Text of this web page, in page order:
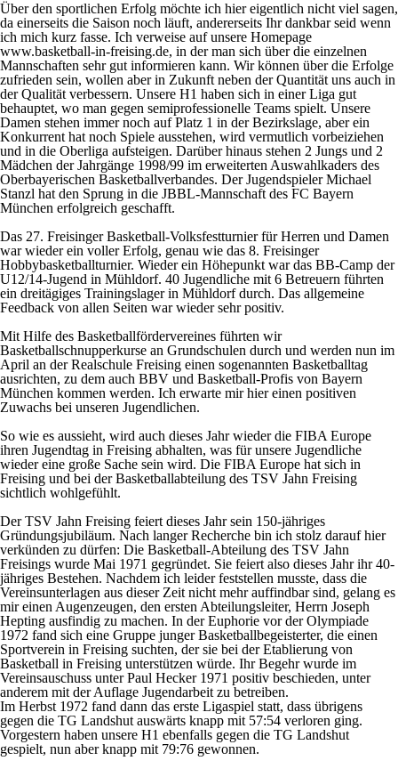
Über den sportlichen Erfolg möchte ich hier eigentlich nicht viel sagen,
da einerseits die Saison noch läuft, andererseits Ihr dankbar seid wenn
ich mich kurz fasse. Ich verweise auf unsere Homepage
www.basketball-in-freising.de, in der man sich über die einzelnen
Mannschaften sehr gut informieren kann. Wir können über die Erfolge
zufrieden sein, wollen aber in Zukunft neben der Quantität uns auch in
der Qualität verbessern. Unsere H1 haben sich in einer Liga gut
behauptet, wo man gegen semiprofessionelle Teams spielt. Unsere
Damen stehen immer noch auf Platz 1 in der Bezirkslage, aber ein
Konkurrent hat noch Spiele ausstehen, wird vermutlich vorbeiziehen
und in die Oberliga aufsteigen. Darüber hinaus stehen 2 Jungs und 2
Mädchen der Jahrgänge 1998/99 im erweiterten Auswahlkaders des
Oberbayerischen Basketballverbandes. Der Jugendspieler Michael
Stanzl hat den Sprung in die JBBL-Mannschaft des FC Bayern
München erfolgreich geschafft.
Das 27. Freisinger Basketball-Volksfestturnier für Herren und Damen
war wieder ein voller Erfolg, genau wie das 8. Freisinger
Hobbybasketballturnier. Wieder ein Höhepunkt war das BB-Camp der
U12/14-Jugend in Mühldorf. 40 Jugendliche mit 6 Betreuern führten
ein dreitägiges Trainingslager in Mühldorf durch. Das allgemeine
Feedback von allen Seiten war wieder sehr positiv.
Mit Hilfe des Basketballfördervereines führten wir
Basketballschnupperkurse an Grundschulen durch und werden nun im
April an der Realschule Freising einen sogenannten Basketballtag
ausrichten, zu dem auch BBV und Basketball-Profis von Bayern
München kommen werden. Ich erwarte mir hier einen positiven
Zuwachs bei unseren Jugendlichen.
So wie es aussieht, wird auch dieses Jahr wieder die FIBA Europe
ihren Jugendtag in Freising abhalten, was für unsere Jugendliche
wieder eine große Sache sein wird. Die FIBA Europe hat sich in
Freising und bei der Basketballabteilung des TSV Jahn Freising
sichtlich wohlgefühlt.
Der TSV Jahn Freising feiert dieses Jahr sein 150-jähriges
Gründungsjubiläum. Nach langer Recherche bin ich stolz darauf hier
verkünden zu dürfen: Die Basketball-Abteilung des TSV Jahn
Freisings wurde Mai 1971 gegründet. Sie feiert also dieses Jahr ihr 40-
jähriges Bestehen. Nachdem ich leider feststellen musste, dass die
Vereinsunterlagen aus dieser Zeit nicht mehr auffindbar sind, gelang es
mir einen Augenzeugen, den ersten Abteilungsleiter, Herrn Joseph
Hepting ausfindig zu machen. In der Euphorie vor der Olympiade
1972 fand sich eine Gruppe junger Basketballbegeisterter, die einen
Sportverein in Freising suchten, der sie bei der Etablierung von
Basketball in Freising unterstützen würde. Ihr Begehr wurde im
Vereinsauschuss unter Paul Hecker 1971 positiv beschieden, unter
anderem mit der Auflage Jugendarbeit zu betreiben.
Im Herbst 1972 fand dann das erste Ligaspiel statt, dass übrigens
gegen die TG Landshut auswärts knapp mit 57:54 verloren ging.
Vorgestern haben unsere H1 ebenfalls gegen die TG Landshut
gespielt, nun aber knapp mit 79:76 gewonnen.